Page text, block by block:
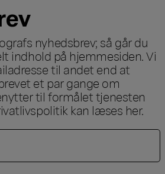
nyhedsbrev; så går du
indhold på hjemmesiden. Vi
til andet end at
et par gange om
til formålet tjenesten
kan læses her.